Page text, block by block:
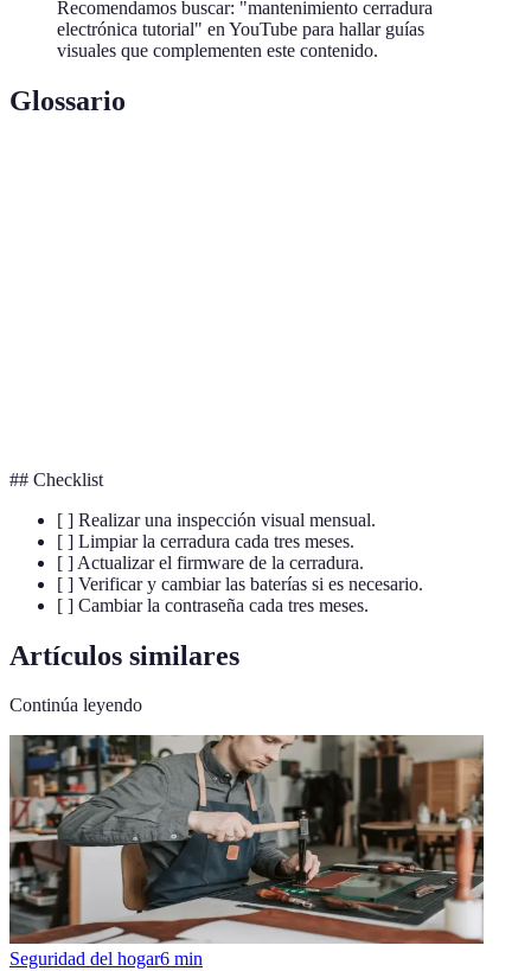
Recomendamos buscar: "mantenimiento cerradura
electrónica tutorial" en YouTube para hallar guías
visuales que complementen este contenido.
Glossario
## Checklist
[ ] Realizar una inspección visual mensual.
[ ] Limpiar la cerradura cada tres meses.
[ ] Actualizar el firmware de la cerradura.
[ ] Verificar y cambiar las baterías si es necesario.
[ ] Cambiar la contraseña cada tres meses.
Artículos similares
Continúa leyendo
Seguridad del hogar6 min